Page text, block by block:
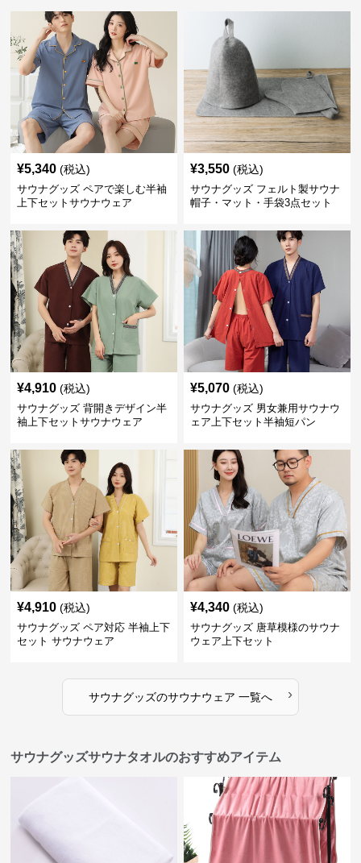
¥5,340 (税込)
サウナグッズ ペアで楽しむ半袖
上下セットサウナウェア
¥3,550 (税込)
サウナグッズ フェルト製サウナ
帽子・マット・手袋3点セット
¥4,910 (税込)
サウナグッズ 背開きデザイン半
袖上下セットサウナウェア
¥5,070 (税込)
サウナグッズ 男女兼用サウナウ
ェア上下セット半袖短パン
¥4,910 (税込)
サウナグッズ ペア対応 半袖上下
セット サウナウェア
¥4,340 (税込)
サウナグッズ 唐草模様のサウナ
ウェア上下セット
サウナグッズのサウナウェア 一覧へ ›
サウナグッズサウナタオルのおすすめアイテム